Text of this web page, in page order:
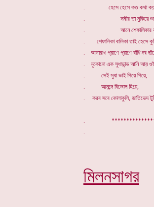
. হেসে হেসে কত কথা কয় রে
. সমীর তা নুকিয়ে
. আনে শেফালিকার
. শেফালিকা বালিকা তাই হেসে
. আমারাও প্রাণে প্রাণে বাঁধি নব
. নুকোনো এক সুধাভান্ড আনি আয় ওই
. সেই সুধা ভাই পিয়ে পিয়ে,
. আনন্দে বিভোল হিয়ে,
. করব সবে কোলাকুলি, জাতিভেদ
.
মিলনসাগর